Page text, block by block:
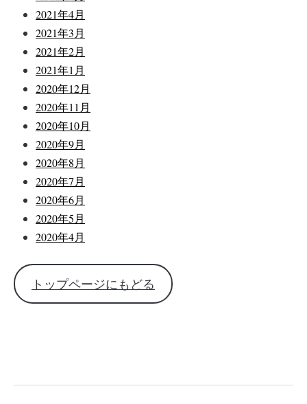
2021年4月
2021年3月
2021年2月
2021年1月
2020年12月
2020年11月
2020年10月
2020年9月
2020年8月
2020年7月
2020年6月
2020年5月
2020年4月
トップページにもどる